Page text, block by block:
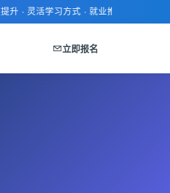
灵活学习方式 · 就业推荐服务 · 证书通
立即报名